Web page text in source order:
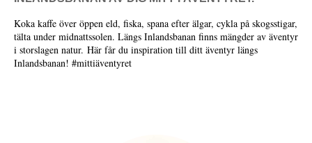
Koka kaffe över öppen eld, fiska, spana efter älgar, cykla på skogsstigar,
tälta under midnattssolen. Längs Inlandsbanan finns mängder av äventyr
i storslagen natur. Här får du inspiration till ditt äventyr längs
Inlandsbanan! #mittiäventyret